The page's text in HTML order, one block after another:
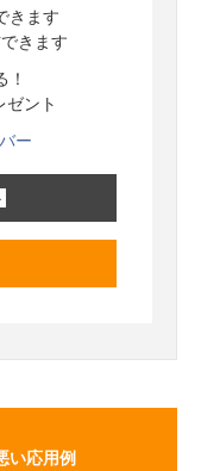
きます
きます
ント
ー
い応用例